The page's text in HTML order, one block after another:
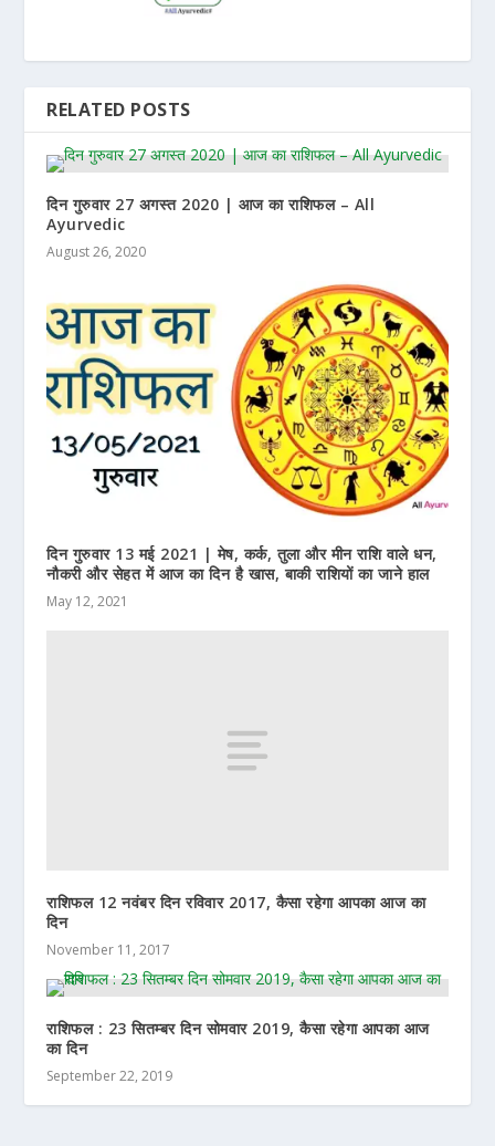
RELATED POSTS
दिन गुरुवार 27 अगस्त 2020 | आज का राशिफल – All
Ayurvedic
August 26, 2020
दिन गुरुवार 13 मई 2021 | मेष, कर्क, तुला और मीन राशि वाले धन,
नौकरी और सेहत में आज का दिन है खास, बाकी राशियों का जाने हाल
May 12, 2021
राशिफल 12 नवंबर दिन रविवार 2017, कैसा रहेगा आपका आज का
दिन
November 11, 2017
राशिफल : 23 सितम्बर दिन सोमवार 2019, कैसा रहेगा आपका आज
का दिन
September 22, 2019